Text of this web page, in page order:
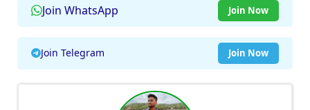
Join WhatsApp Join Now
Join Telegram Join Now